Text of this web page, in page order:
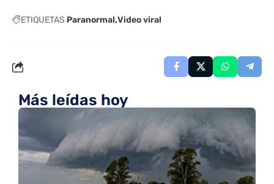
ETIQUETAS Paranormal Video viral
Más leídas hoy